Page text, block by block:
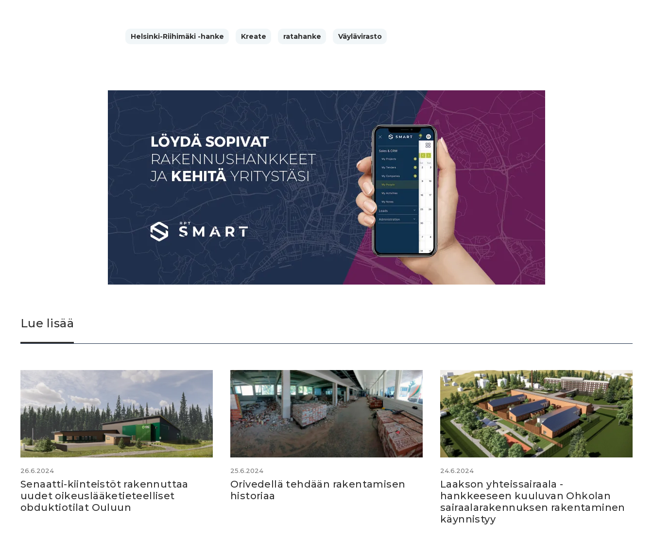
Helsinki-Riihimäki -hanke Kreate ratahanke Väylävirasto
Lue lisää
26.6.2024
Senaatti-kiinteistöt rakennuttaa
uudet oikeuslääketieteelliset
obduktiotilat Ouluun
25.6.2024
Orivedellä tehdään rakentamisen
historiaa
24.6.2024
Laakson yhteissairaala -
hankkeeseen kuuluvan Ohkolan
sairaalarakennuksen rakentaminen
käynnistyy